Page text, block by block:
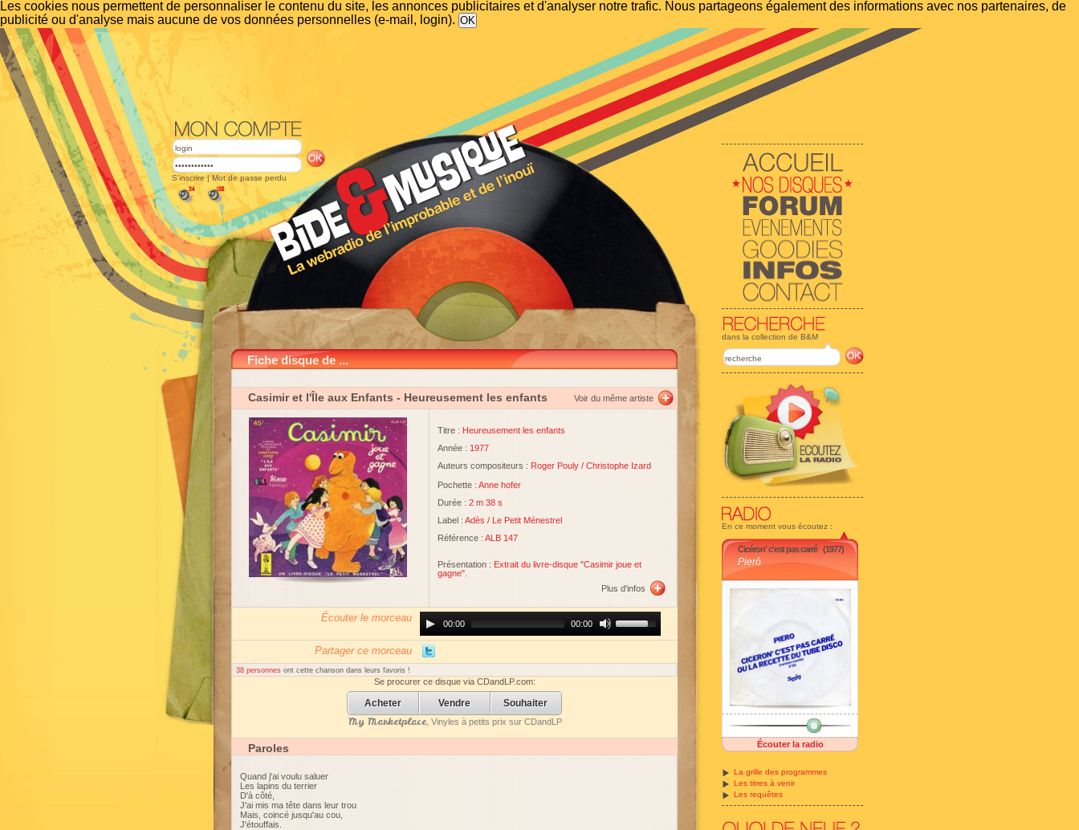
Les cookies nous permettent de personnaliser le contenu du site, les annonces publicitaires et d'analyser notre trafic. Nous partageons également des informations avec nos partenaires, de
publicité ou d'analyse mais aucune de vos données personnelles (e-mail, login).
dans la collection de B&M
En ce moment vous écoutez :
Cicéron' c'est pas carré (1977)
Pierô
Écouter la radio
La grille des programmes
Les titres à venir
Les requêtes
S'inscrire | Mot de passe perdu
Fiche disque de ...
Casimir et l'Île aux Enfants - Heureusement les enfants Voir du même artiste
Titre : Heureusement les enfants
Année : 1977
Auteurs compositeurs : Roger Pouly / Christophe Izard
Pochette : Anne hofer
Durée : 2 m 38 s
Label : Adès / Le Petit Ménestrel
Référence : ALB 147
Présentation : Extrait du livre-disque "Casimir joue et
gagne".
Plus d'infos
Écouter le morceau
Player00:00 00:00
Up/Down
Arrow
increase
or
Partager ce morceau
38 personnes ont cette chanson dans leurs favoris !
Se procurer ce disque via CDandLP.com:
Acheter Vendre Souhaiter
My Marketplace, Vinyles à petits prix sur CDandLP
Paroles
Quand j'ai voulu saluer
Les lapins du terrier
D'à côté,
J'ai mis ma tête dans leur trou
Mais, coincé jusqu'au cou,
J'étouffais.